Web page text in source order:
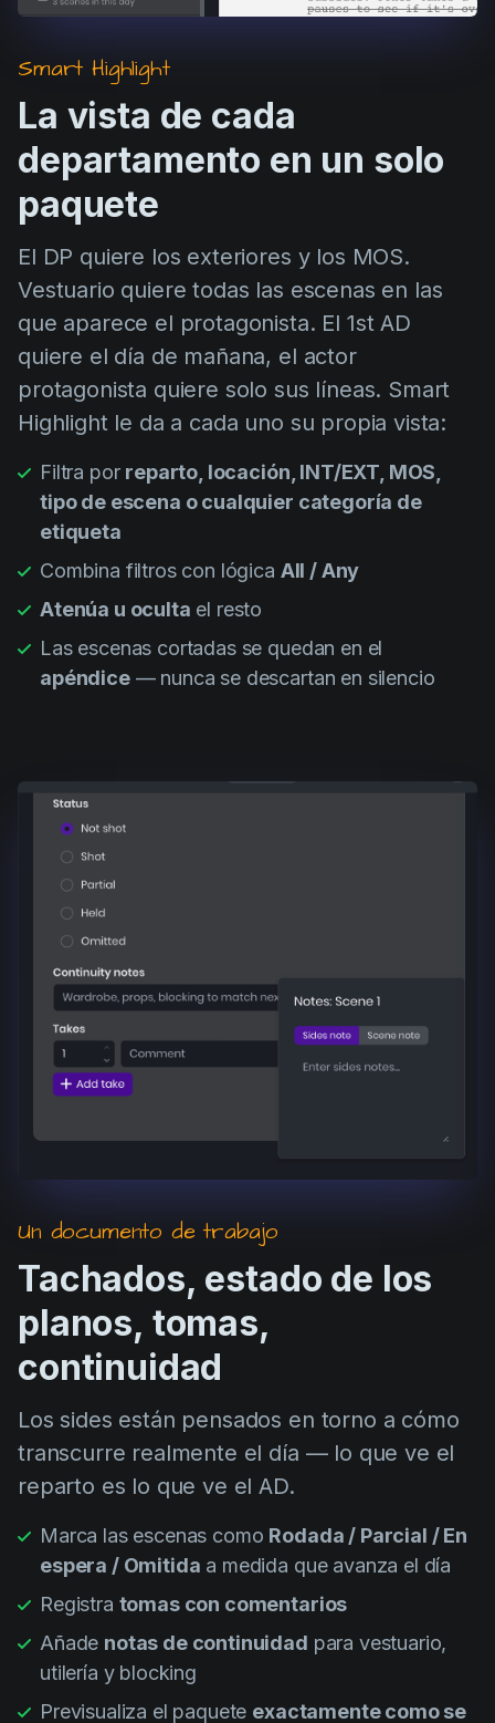
Smart Highlight
La vista de cada
departamento en un solo
paquete
El DP quiere los exteriores y los MOS.
Vestuario quiere todas las escenas en las
que aparece el protagonista. El 1st AD
quiere el día de mañana, el actor
protagonista quiere solo sus líneas. Smart
Highlight le da a cada uno su propia vista:
Filtra por reparto, locación, INT/EXT, MOS,
tipo de escena o cualquier categoría de
etiqueta
Combina filtros con lógica All / Any
Atenúa u oculta el resto
Las escenas cortadas se quedan en el
apéndice— nunca se descartan en silencio
Un documento de trabajo
Tachados, estado de los
planos, tomas,
continuidad
Los sides están pensados en torno a cómo
transcurre realmente el día — lo que ve el
reparto es lo que ve el AD.
Marca las escenas como Rodada / Parcial / En
espera / Omitida a medida que avanza el día
Registra tomas con comentarios
Añade notas de continuidad para vestuario,
utilería y blocking
Previsualiza el paquete exactamente como se